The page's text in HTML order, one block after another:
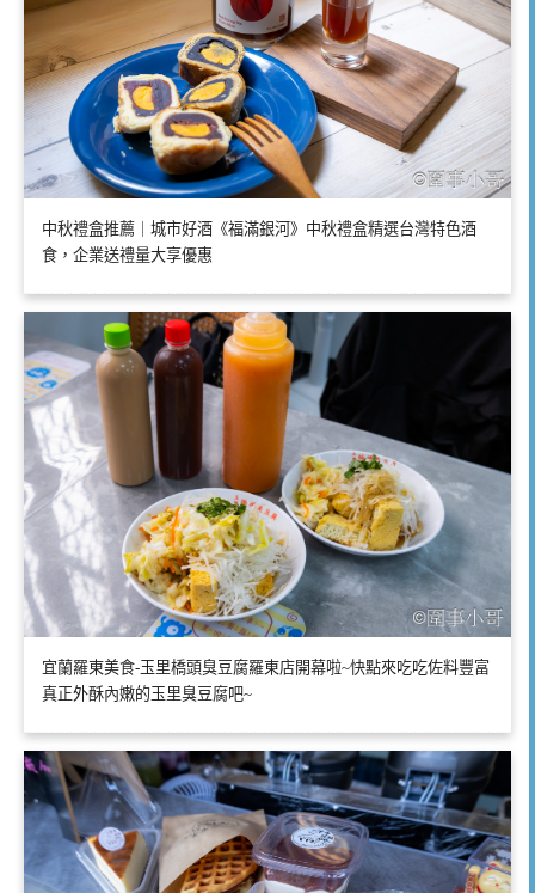
中秋禮盒推薦｜城市好酒《福滿銀河》中秋禮盒精選台灣特色酒
食，企業送禮量大享優惠
宜蘭羅東美食-玉里橋頭臭豆腐羅東店開幕啦~快點來吃吃佐料豐富
真正外酥內嫩的玉里臭豆腐吧~